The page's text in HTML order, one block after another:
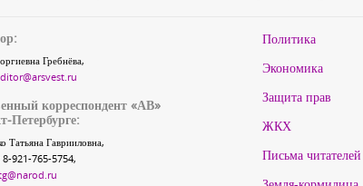
Гребнёва,
корреспондент «АВ»
Петербурге:
Татьяна Гаврииловна,
8-921-765-5754,
Политика
Экономика
Защита прав
ЖКХ
Письма читателей